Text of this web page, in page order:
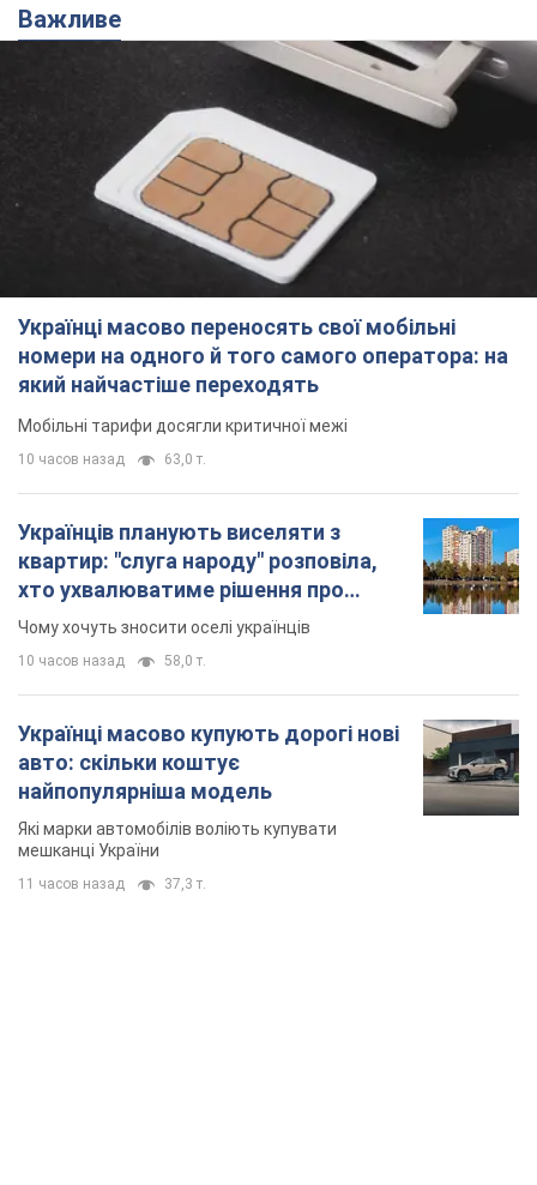
Важливе
Українці масово переносять свої мобільні
номери на одного й того самого оператора: на
який найчастіше переходять
Мобільні тарифи досягли критичної межі
10 часов назад 63,0 т.
Українців планують виселяти з
квартир: "слуга народу" розповіла,
хто ухвалюватиме рішення про
знесення будинків
Чому хочуть зносити оселі українців
10 часов назад 58,0 т.
Українці масово купують дорогі нові
авто: скільки коштує
найпопулярніша модель
Які марки автомобілів воліють купувати
мешканці України
11 часов назад 37,3 т.